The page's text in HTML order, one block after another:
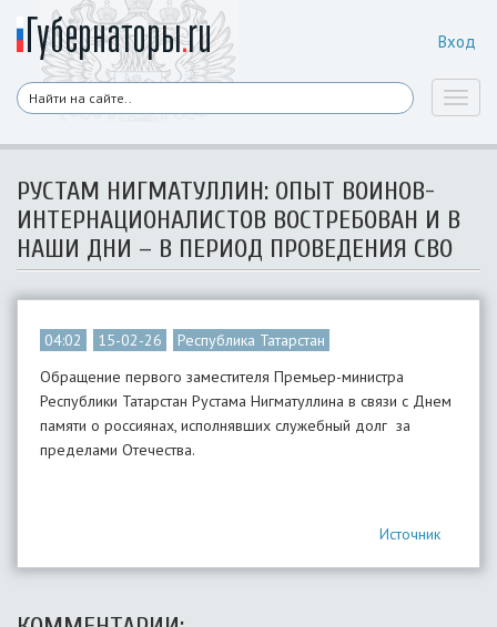
Вход
РУСТАМ НИГМАТУЛЛИН: ОПЫТ ВОИНОВ-
ИНТЕРНАЦИОНАЛИСТОВ ВОСТРЕБОВАН И В
НАШИ ДНИ – В ПЕРИОД ПРОВЕДЕНИЯ СВО
04:02 15-02-26
Республика Татарстан
Обращение первого заместителя Премьер-министра
Республики Татарстан Рустама Нигматуллина в связи с Днем
памяти о россиянах, исполнявших служебный долг за
пределами Отечества.
Источник